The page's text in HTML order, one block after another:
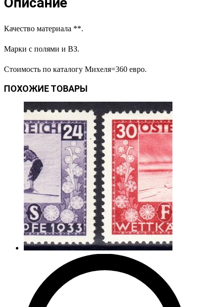
Качество материала **.
Марки с полями и ВЗ.
Стоимость по каталогу Михеля=360 евро.
ПОХОЖИЕ ТОВАРЫ